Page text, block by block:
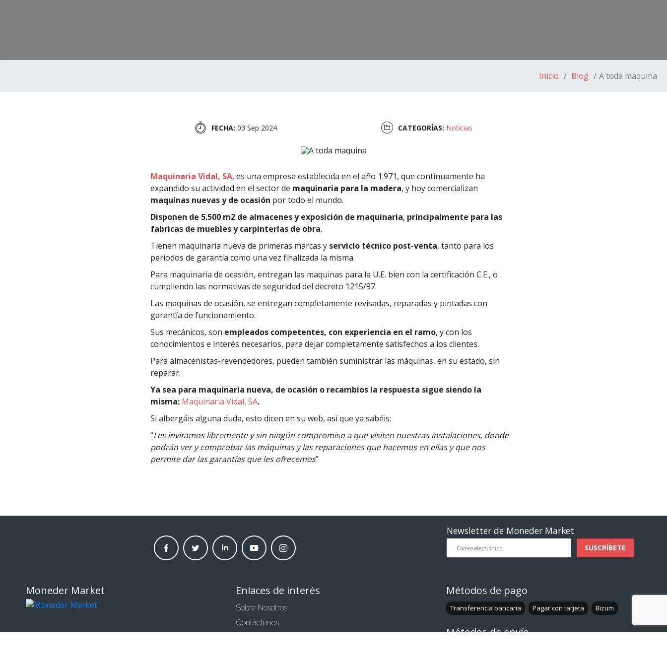
Inicio Blog A toda maquina
FECHA: 03 Sep 2024 CATEGORÍAS: Noticias
Maquinaria Vidal, SA, es una empresa establecida en el año 1.971, que continuamente ha
expandido su actividad en el sector de maquinaria para la madera, y hoy comercializan
maquinas nuevas y de ocasión por todo el mundo.
Disponen de 5.500 m2 de almacenes y exposición de maquinaria, principalmente para las
fabricas de muebles y carpinterías de obra.
Tienen maquinaria nueva de primeras marcas y servicio técnico post-venta, tanto para los
periodos de garantía como una vez finalizada la misma.
Para maquinaria de ocasión, entregan las maquinas para la U.E. bien con la certificación C.E., o
cumpliendo las normativas de seguridad del decreto 1215/97.
Las maquinas de ocasión, se entregan completamente revisadas, reparadas y pintadas con
garantía de funcionamiento.
Sus mecánicos, son empleados competentes, con experiencia en el ramo, y con los
conocimientos e interés necesarios, para dejar completamente satisfechos a los clientes.
Para almacenistas-revendedores, pueden también suministrar las máquinas, en su estado, sin
reparar.
Ya sea para maquinaria nueva, de ocasión o recambios la respuesta sigue siendo la
misma: Maquinaria Vidal, SA.
Si albergáis alguna duda, esto dicen en su web, así que ya sabéis:
“Les invitamos libremente y sin ningún compromiso a que visiten nuestras instalaciones, donde
podrán ver y comprobar las máquinas y las reparaciones que hacemos en ellas y que nos
permite dar las garantías que les ofrecemos”
facebook
moneder
twitter
moneder
linkedin
moneder
Youtube
moneder
instagram
moneder
Newsletter de Moneder Market
Correo
electrónico
SUSCRÍBETE
Moneder Market Enlaces de interés
Sobre Nosotros
Contáctenos
Métodos de pago
Transferencia bancaria Pagar con tarjeta Bizum
Métodos de envío